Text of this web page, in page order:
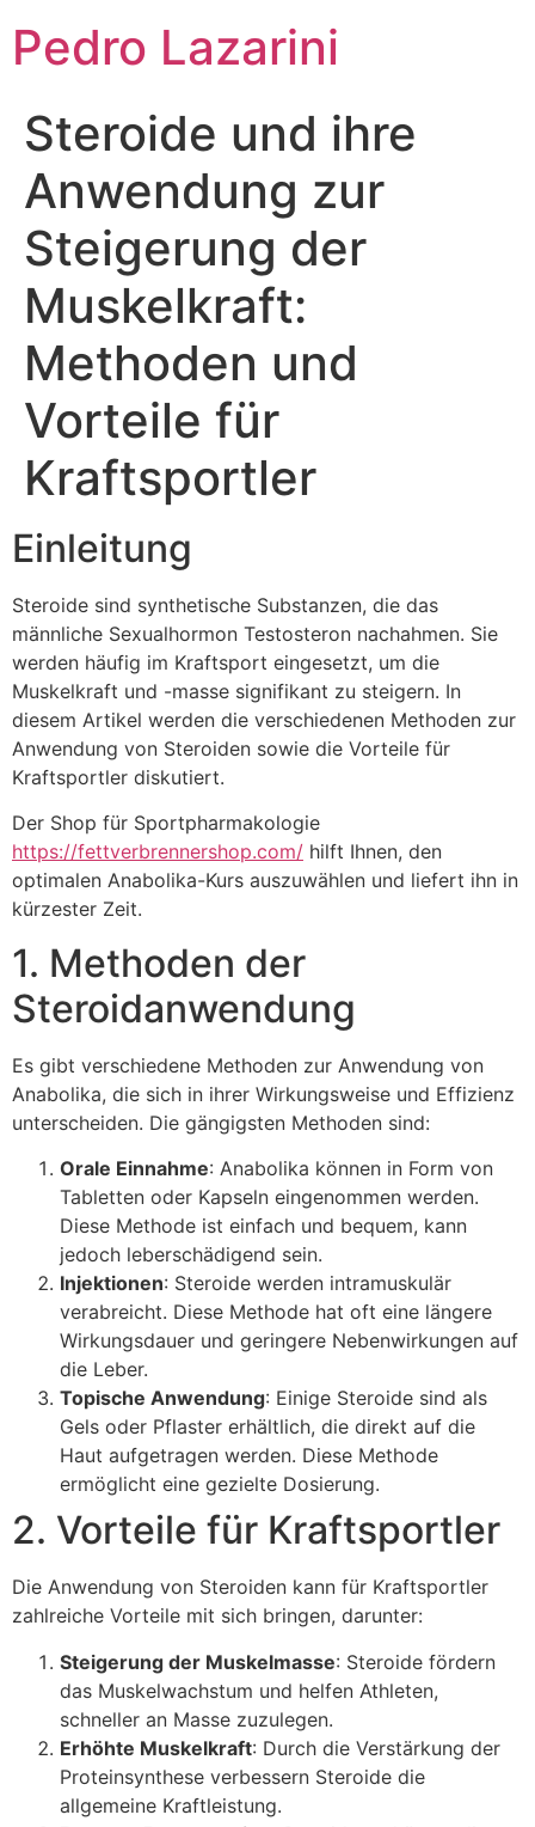
Pedro Lazarini
Steroide und ihre
Anwendung zur
Steigerung der
Muskelkraft:
Methoden und
Vorteile für
Kraftsportler
Einleitung
Steroide sind synthetische Substanzen, die das
männliche Sexualhormon Testosteron nachahmen. Sie
werden häufig im Kraftsport eingesetzt, um die
Muskelkraft und -masse signifikant zu steigern. In
diesem Artikel werden die verschiedenen Methoden zur
Anwendung von Steroiden sowie die Vorteile für
Kraftsportler diskutiert.
Der Shop für Sportpharmakologie
https://fettverbrennershop.com/ hilft Ihnen, den
optimalen Anabolika-Kurs auszuwählen und liefert ihn in
kürzester Zeit.
1. Methoden der
Steroidanwendung
Es gibt verschiedene Methoden zur Anwendung von
Anabolika, die sich in ihrer Wirkungsweise und Effizienz
unterscheiden. Die gängigsten Methoden sind:
Orale Einnahme: Anabolika können in Form von
Tabletten oder Kapseln eingenommen werden.
Diese Methode ist einfach und bequem, kann
jedoch leberschädigend sein.
Injektionen: Steroide werden intramuskulär
verabreicht. Diese Methode hat oft eine längere
Wirkungsdauer und geringere Nebenwirkungen auf
die Leber.
Topische Anwendung: Einige Steroide sind als
Gels oder Pflaster erhältlich, die direkt auf die
Haut aufgetragen werden. Diese Methode
ermöglicht eine gezielte Dosierung.
2. Vorteile für Kraftsportler
Die Anwendung von Steroiden kann für Kraftsportler
zahlreiche Vorteile mit sich bringen, darunter:
Steigerung der Muskelmasse: Steroide fördern
das Muskelwachstum und helfen Athleten,
schneller an Masse zuzulegen.
Erhöhte Muskelkraft: Durch die Verstärkung der
Proteinsynthese verbessern Steroide die
allgemeine Kraftleistung.